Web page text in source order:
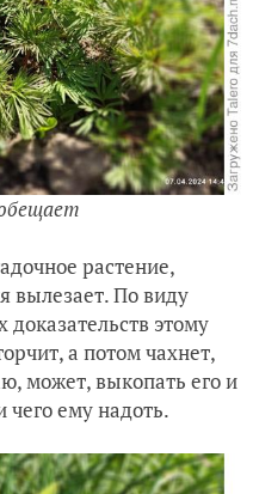
растение,
вылезает. По виду
этому
а потом чахнет,
может, выкопать его и
чего ему надоть.